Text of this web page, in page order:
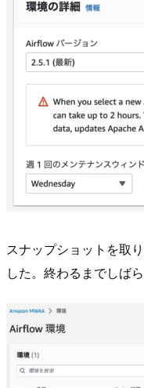
スナップショットを取
した。終わるまでしば